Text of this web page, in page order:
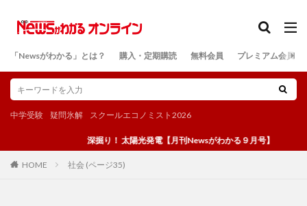
「Newsがわかる」とは？ 購入・定期購読 無料会員 プレミアム会員
中学受験 疑問氷解 スクールエコノミスト2026
深掘り！ 太陽光発電【月刊Newsがわかる９月号】
HOME 社会 (ページ35)
検索